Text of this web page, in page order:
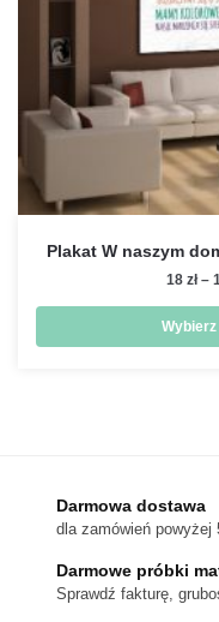
Plakat W naszym
18 zł –
Darmowa dostawa
dla zamówień powyżej
Darmowe próbki
Sprawdź fakturę,